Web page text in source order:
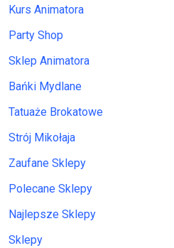
Kurs Animatora
Party Shop
Sklep Animatora
Bańki Mydlane
Tatuaże Brokatowe
Strój Mikołaja
Zaufane Sklepy
Polecane Sklepy
Najlepsze Sklepy
Sklepy